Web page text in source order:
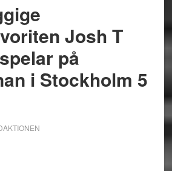
Josh T
på
i Stockholm 5